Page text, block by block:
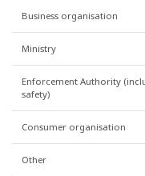
Business organisation
Ministry
Enforcement Authority
safety)
Consumer organisation
Other